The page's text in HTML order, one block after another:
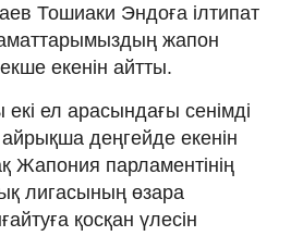
Тошиаки Эндоға ілтипат
жапон
екенін айтты.
ел арасындағы сенімді
деңгейде екенін
Жапония парламентінің
лигасының өзара
қосқан үлесін